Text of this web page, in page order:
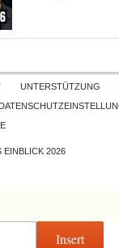
Skip to
UNTERSTÜTZUNG
EINBLICK 2026
Insert